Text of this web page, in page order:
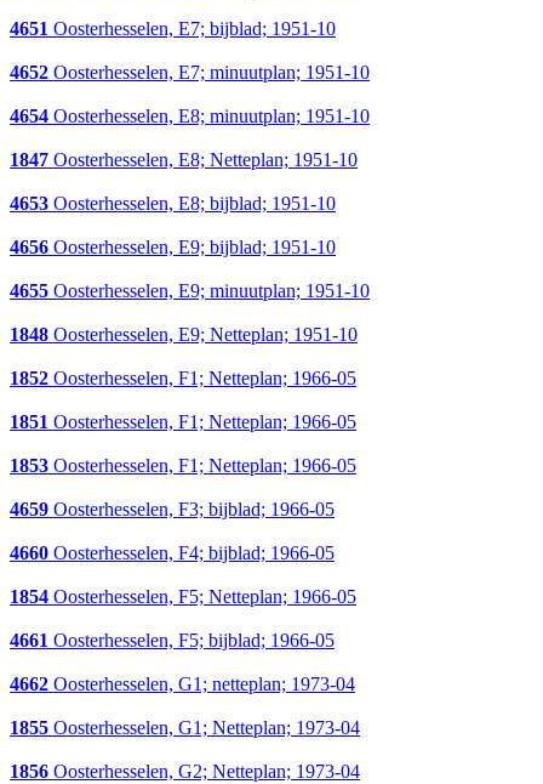
4651 Oosterhesselen, E7; bijblad; 1951-10
4652 Oosterhesselen, E7; minuutplan; 1951-10
4654 Oosterhesselen, E8; minuutplan; 1951-10
1847 Oosterhesselen, E8; Netteplan; 1951-10
4653 Oosterhesselen, E8; bijblad; 1951-10
4656 Oosterhesselen, E9; bijblad; 1951-10
4655 Oosterhesselen, E9; minuutplan; 1951-10
1848 Oosterhesselen, E9; Netteplan; 1951-10
1852 Oosterhesselen, F1; Netteplan; 1966-05
1851 Oosterhesselen, F1; Netteplan; 1966-05
1853 Oosterhesselen, F1; Netteplan; 1966-05
4659 Oosterhesselen, F3; bijblad; 1966-05
4660 Oosterhesselen, F4; bijblad; 1966-05
1854 Oosterhesselen, F5; Netteplan; 1966-05
4661 Oosterhesselen, F5; bijblad; 1966-05
4662 Oosterhesselen, G1; netteplan; 1973-04
1855 Oosterhesselen, G1; Netteplan; 1973-04
1856 Oosterhesselen, G2; Netteplan; 1973-04